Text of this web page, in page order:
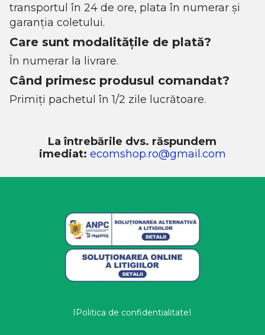
transportul în 24 de ore, plata în numerar și
garanția coletului.
Care sunt modalitățile de plată?
În numerar la livrare.
Când primesc produsul comandat?
Primiți pachetul în 1/2 zile lucrătoare.
La întrebările dvs. răspundem
imediat: ecomshop.ro@gmail.com
IPolitica de confidentialitateI